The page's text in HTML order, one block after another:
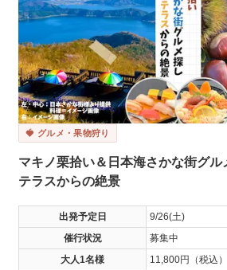
🍓 グルメ・果物狩り
マキノ栗拾い＆日本海さかな街グ
テラスからの絶景
出発予定日
9/26(土)
催行状況
募集中
大人1名様
11,800円（税込）